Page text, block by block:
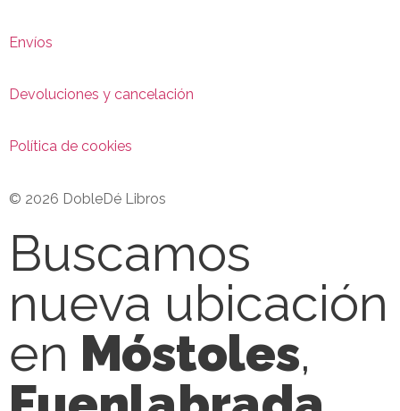
Envíos
Devoluciones y cancelación
Política de cookies
© 2026 DobleDé Libros
Buscamos
nueva ubicación
en Móstoles,